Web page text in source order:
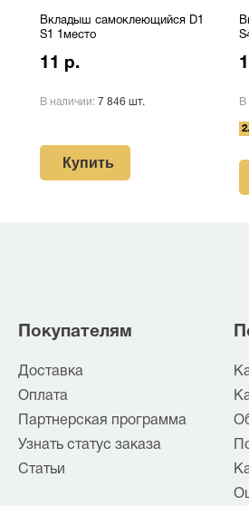
Вкладыш самоклеющийся D1
S1 1место
11 р.
В наличии: 7 846 шт.
Купить
В
Покупателям
Доставка
Оплата
Партнерская программа
Узнать статус заказа
Статьи